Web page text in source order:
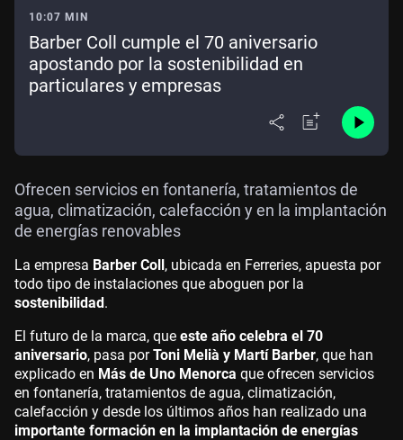
10:07 MIN
Barber Coll cumple el 70 aniversario
apostando por la sostenibilidad en
particulares y empresas
Ofrecen servicios en fontanería, tratamientos de
agua, climatización, calefacción y en la implantación
de energías renovables
La empresa Barber Coll, ubicada en Ferreries, apuesta por
todo tipo de instalaciones que aboguen por la
sostenibilidad.
El futuro de la marca, que este año celebra el 70
aniversario, pasa porToni Melià y Martí Barber, que han
explicado en Más de Uno Menorca que ofrecen servicios
en fontanería, tratamientos de agua, climatización,
calefacción y desde los últimos años han realizado una
importante formación en la implantación de energías